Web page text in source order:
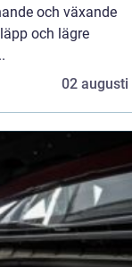
och växande
och lägre
02 augusti